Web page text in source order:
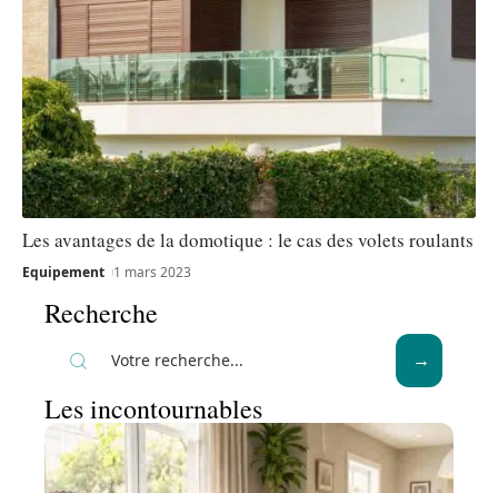
Les avantages de la domotique : le cas des volets roulants
Equipement 1 mars 2023
Recherche
Les incontournables